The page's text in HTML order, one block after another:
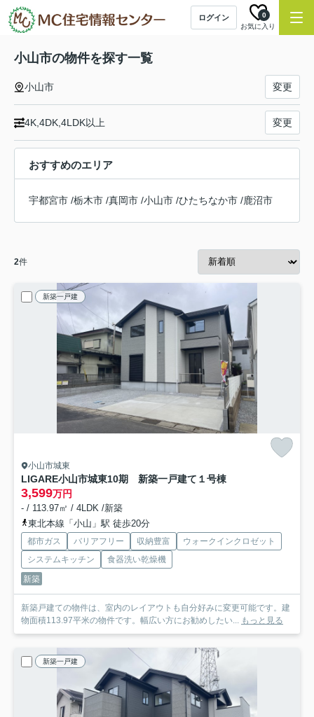
ログイン
お気に入り
0
小山市の物件を探す一覧
小山市 変更
4K,4DK,4LDK以上 変更
おすすめのエリア
宇都宮市 /栃木市 /真岡市 /小山市 /ひたちなか市 /鹿沼市
2件
新築一戸建
小山市城東
LIGARE小山市城東10期 新築一戸建て １号棟
3,599万円
- / 113.97㎡ / 4LDK /新築
東北本線「小山」駅 徒歩20分
都市ガス バリアフリー 収納豊富
ウォークインクロゼット
システムキッチン
食器洗い乾燥機
新築
新築戸建ての物件は、室内のレイアウトも自分好みに変更可能です。建
物面積113.97平米の物件です。幅広い方にお勧めしたい... もっと見る
新築一戸建